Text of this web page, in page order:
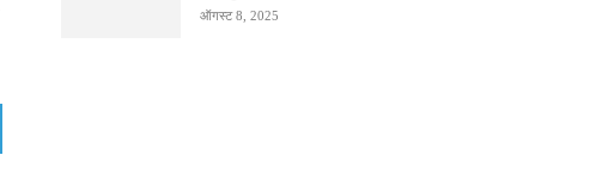
ऑगस्ट 8, 2025